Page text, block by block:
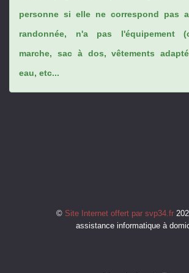
personne si elle ne correspond pas
randonnée, n'a pas l'équipement
marche, sac à dos, vêtements
eau, etc...
© Site Internet offert par svp34.fr
assistance informatique à